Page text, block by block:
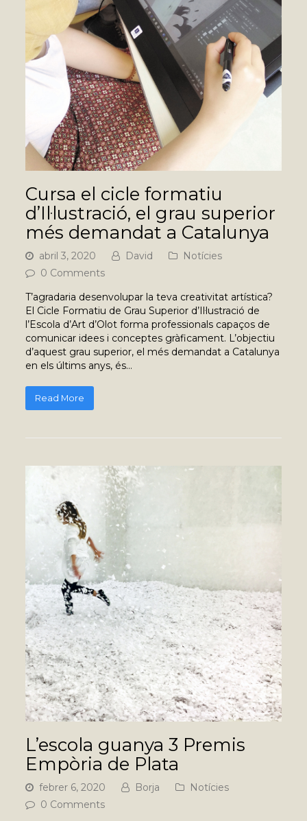
Cursa el cicle formatiu
d’Il·lustració, el grau superior
més demandat a Catalunya
abril 3, 2020 David
Notícies
0 Comments
T’agradaria desenvolupar la teva creativitat artística?
El Cicle Formatiu de Grau Superior d’Il·lustració de
l’Escola d’Art d’Olot forma professionals capaços de
comunicar idees i conceptes gràficament. L’objectiu
d’aquest grau superior, el més demandat a Catalunya
en els últims anys, és…
Read More
L’escola guanya 3 Premis
Empòria de Plata
febrer 6, 2020 Borja
Notícies
0 Comments